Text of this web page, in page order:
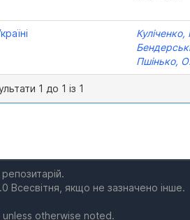
Куліченко,
Пшінько,
1 до 1 із 1
репозитарій.
Всесвітня, якщо не зазначено інше.
otherwise noted.